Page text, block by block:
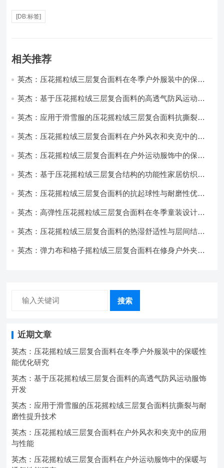
[DB:标签]
相关推荐
英杰：压花摇粒绒三层复合面料在冬季户外服装中的保暖
英杰：基于压花摇粒绒三层复合面料的高透气防风运动服
英杰：应用于滑雪服的压花摇粒绒三层复合面料抗撕裂与
英杰：压花摇粒绒三层复合面料在户外风衣和夹克中的应
英杰：压花摇粒绒三层复合面料在户外运动服饰中的保暖
英杰：基于压花摇粒绒三层复合结构的功能性家居纺织品
英杰：压花摇粒绒三层复合面料的抗起球性与耐磨性优化
英杰：高弹性压花摇粒绒三层复合面料在冬季童装设计中
英杰：压花摇粒绒三层复合面料的热湿舒适性与层间结合
英杰：弹力布和格子摇粒绒三层复合面料在修身户外夹克
搜索
近期文章
英杰：压花摇粒绒三层复合面料在冬季户外服装中的保暖性
能优化研究
英杰：基于压花摇粒绒三层复合面料的高透气防风运动服饰
开发
英杰：应用于滑雪服的压花摇粒绒三层复合面料抗撕裂与耐
磨性提升技术
英杰：压花摇粒绒三层复合面料在户外风衣和夹克中的应用
与性能
英杰：压花摇粒绒三层复合面料在户外运动服饰中的保暖与